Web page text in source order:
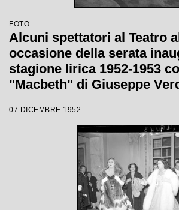
FOTO
Alcuni spettatori al Teatro
occasione della serata
stagione lirica 1952-1953
"Macbeth" di Giuseppe
Ebert
07 DICEMBRE 1952